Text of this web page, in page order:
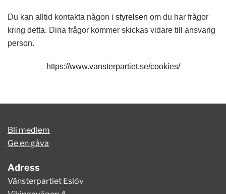
Du kan alltid kontakta någon i styrelsen om du har frågor
kring detta. Dina frågor kommer skickas vidare till ansvarig
person.
https://www.vansterpartiet.se/cookies/
Bli medlem
Ge en gåva
Adress
Vänsterpartiet Eslöv